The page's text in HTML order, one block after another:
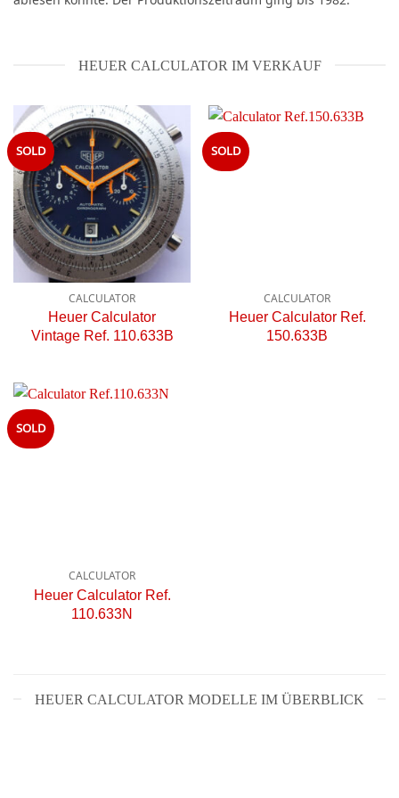
HEUER CALCULATOR IM VERKAUF
SOLD
CALCULATOR
Heuer Calculator
Vintage Ref. 110.633B
SOLD
CALCULATOR
Heuer Calculator Ref.
150.633B
SOLD
CALCULATOR
Heuer Calculator Ref.
110.633N
HEUER CALCULATOR MODELLE IM ÜBERBLICK